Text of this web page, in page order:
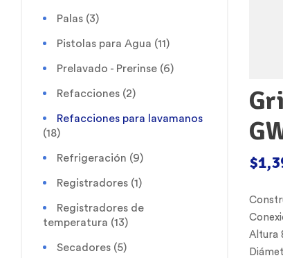
$
Altura
Palas (3)
Pistolas para Agua (11)
Prelavado - Prerinse (6)
Refacciones (2)
Refacciones para lavamanos
(18)
Refrigeración (9)
Registradores (1)
Registradores de
temperatura (13)
Secadores (5)